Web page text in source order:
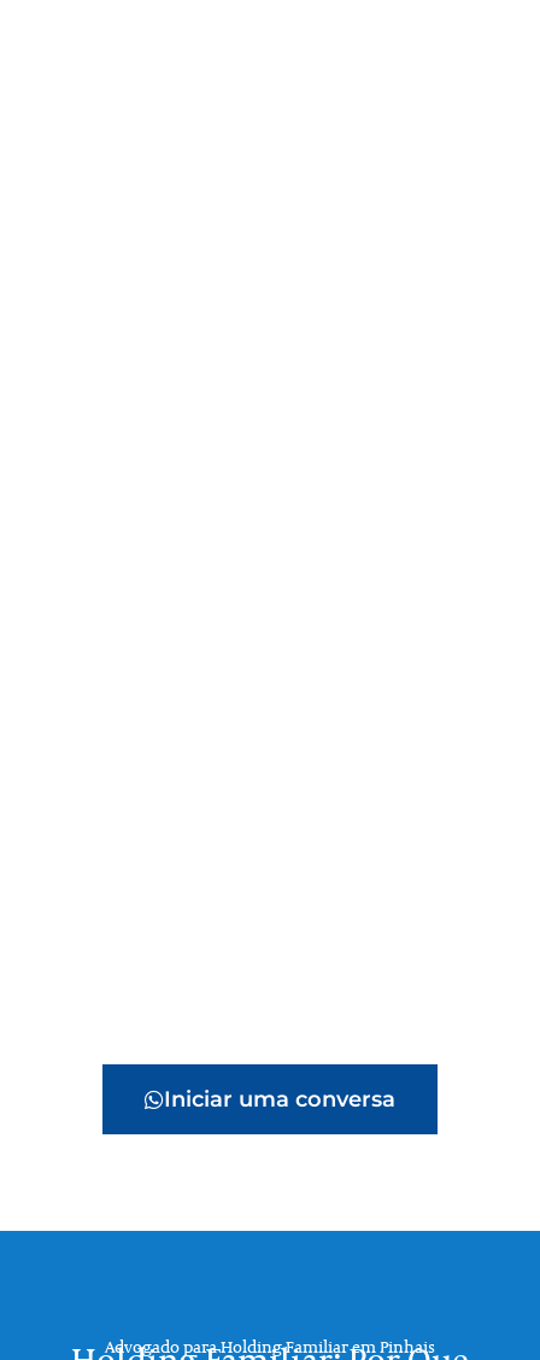
Iniciar uma conversa
Advogado para Holding Familiar em Pinhais